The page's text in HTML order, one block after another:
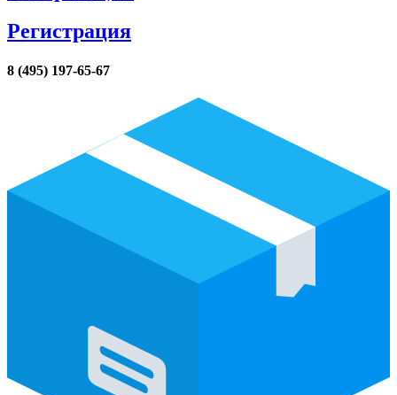
Регистрация
8 (495) 197-65-67